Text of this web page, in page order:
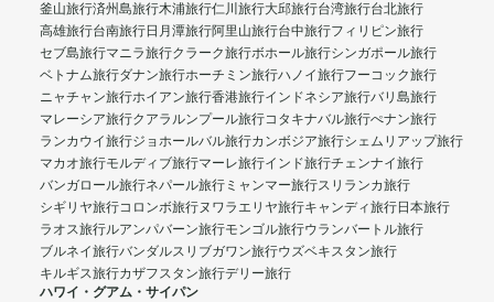
釜山旅行済州島旅行木浦旅行仁川旅行大邱旅行台湾旅行台北旅行
高雄旅行台南旅行日月潭旅行阿里山旅行台中旅行フィリピン旅行
セブ島旅行マニラ旅行クラーク旅行ボホール旅行シンガポール旅行
ベトナム旅行ダナン旅行ホーチミン旅行ハノイ旅行フーコック旅行
ニャチャン旅行ホイアン旅行香港旅行インドネシア旅行バリ島旅行
マレーシア旅行クアラルンプール旅行コタキナバル旅行ぺナン旅行
ランカウイ旅行ジョホールバル旅行カンボジア旅行シェムリアップ旅行
マカオ旅行モルディブ旅行マーレ旅行インド旅行チェンナイ旅行
バンガロール旅行ネパール旅行 ミャンマー旅行スリランカ旅行
シギリヤ旅行コロンボ旅行ヌワラエリヤ旅行キャンディ旅行日本旅行
ラオス旅行ルアンパバーン旅行モンゴル旅行ウランバートル旅行
ブルネイ旅行バンダルスリブガワン旅行ウズベキスタン旅行
キルギス旅行カザフスタン旅行デリー旅行
ハワイ・グアム・サイパン